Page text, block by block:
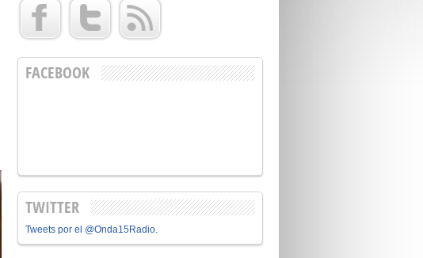
FACEBOOK
TWITTER
Tweets por el @Onda15Radio.